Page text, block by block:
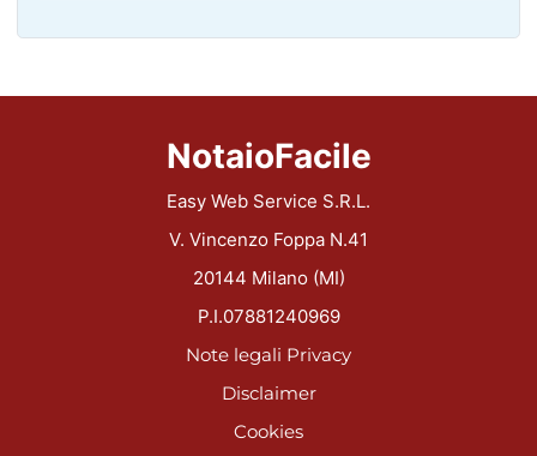
NotaioFacile
Easy Web Service S.R.L.
V. Vincenzo Foppa N.41
20144 Milano (MI)
P.I.07881240969
Note legali Privacy
Disclaimer
Cookies